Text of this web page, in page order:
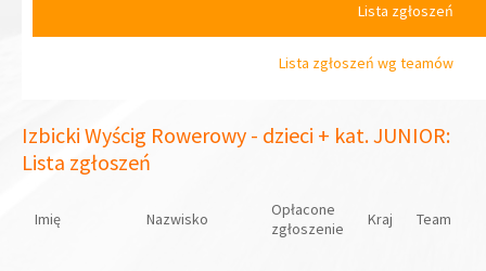
Lista zgłoszeń
Lista zgłoszeń wg teamów
Izbicki Wyścig Rowerowy - dzieci + kat. JUNIOR:
Lista zgłoszeń
Imię Nazwisko
Opłacone
zgłoszenie
Kraj Team